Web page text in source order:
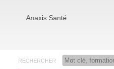
RECHERCHER